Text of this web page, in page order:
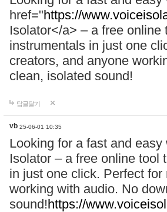
href="https://
Isolator</a> – a free
instrumentals in just one
creators, and anyone
clean, isolated sound!
답글달기
vb 25-06-01 10:35
Looking for a fast and
Isolator – a free online tool
in just one click. Perfect
working with audio. No
sound!https://